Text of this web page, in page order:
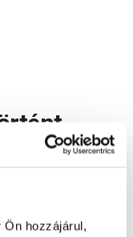
Ön hozzájárul,